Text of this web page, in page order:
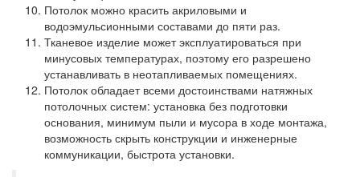
Потолок можно красить акриловыми и
водоэмульсионными составами до пяти раз.
Тканевое изделие может эксплуатироваться при
минусовых температурах, поэтому его разрешено
устанавливать в неотапливаемых помещениях.
Потолок обладает всеми достоинствами натяжных
потолочных систем: установка без подготовки
основания, минимум пыли и мусора в ходе монтажа,
возможность скрыть конструкции и инженерные
коммуникации, быстрота установки.